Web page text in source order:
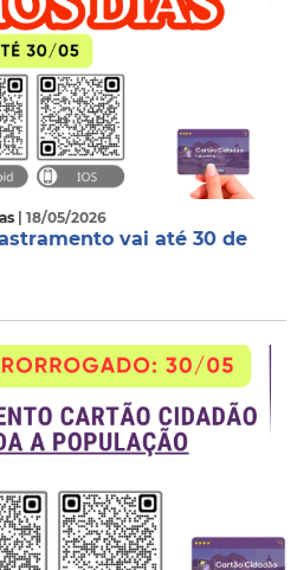
| 18/05/2026
vai até 30 de